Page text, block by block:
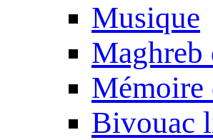
Musique
Maghreb
Bivouac